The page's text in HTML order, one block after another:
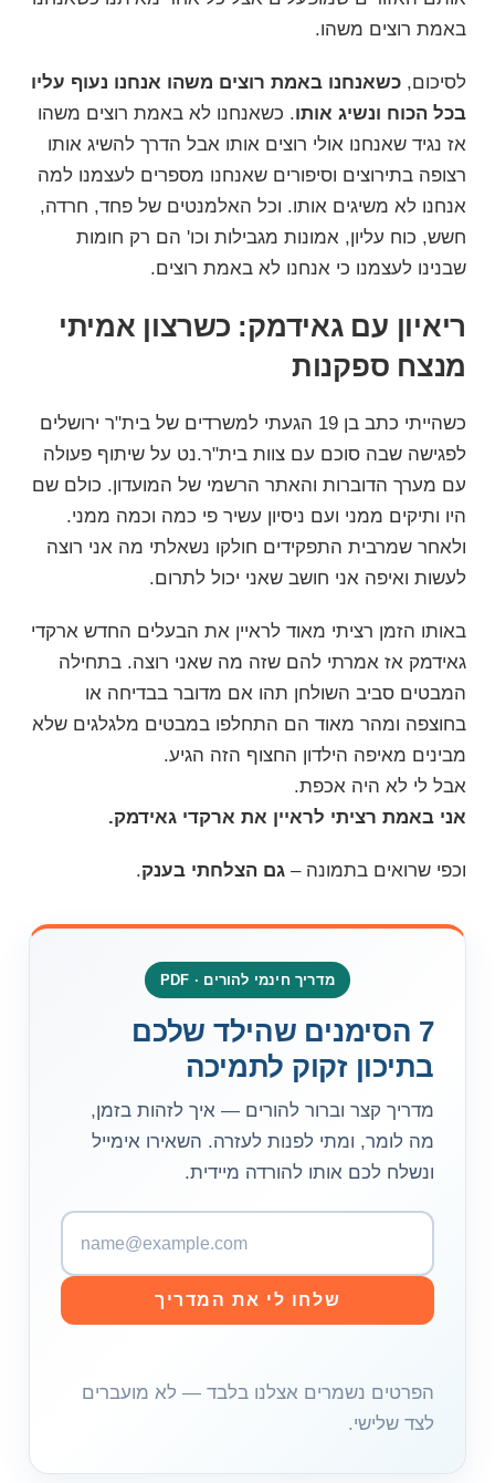
באמת רוצים משהו.
לסיכום, כשאנחנו באמת רוצים משהו אנחנו נעוף עליו
בכל הכוח ונשיג אותו. כשאנחנו לא באמת רוצים משהו
אז נגיד שאנחנו אולי רוצים אותו אבל הדרך להשיג אותו
רצופה בתירוצים וסיפורים שאנחנו מספרים לעצמנו למה
אנחנו לא משיגים אותו. וכל האלמנטים של פחד, חרדה,
חשש, כוח עליון, אמונות מגבילות וכו' הם רק חומות
שבנינו לעצמנו כי אנחנו לא באמת רוצים.
ריאיון עם גאידמק: כשרצון אמיתי
מנצח ספקנות
כשהייתי כתב בן 19 הגעתי למשרדים של
בית"ר ירושלים
לפגישה שבה סוכם עם צוות בית"ר.נט על שיתוף פעולה
עם מערך הדוברות והאתר הרשמי של המועדון. כולם שם
היו ותיקים ממני ועם ניסיון עשיר פי כמה וכמה ממני.
ולאחר שמרבית התפקידים חולקו נשאלתי מה אני רוצה
לעשות ואיפה אני חושב שאני יכול לתרום.
באותו הזמן רציתי מאוד לראיין את הבעלים החדש ארקדי
גאידמק אז אמרתי להם שזה מה שאני רוצה. בתחילה
המבטים סביב השולחן תהו אם מדובר בבדיחה או
בחוצפה ומהר מאוד הם התחלפו במבטים מלגלגים שלא
מבינים מאיפה הילדון החצוף הזה הגיע.
אבל לי לא היה אכפת.
אני באמת רציתי לראיין את ארקדי גאידמק.
וכפי שרואים בתמונה – גם הצלחתי בענק.
מדריך חינמי להורים · PDF
7 הסימנים שהילד שלכם
בתיכון זקוק לתמיכה
מדריך קצר וברור להורים — איך לזהות בזמן,
מה לומר, ומתי לפנות לעזרה. השאירו אימייל
ונשלח לכם אותו להורדה מיידית.
שלחו לי את המדריך
הפרטים נשמרים אצלנו בלבד — לא מועברים
לצד שלישי.